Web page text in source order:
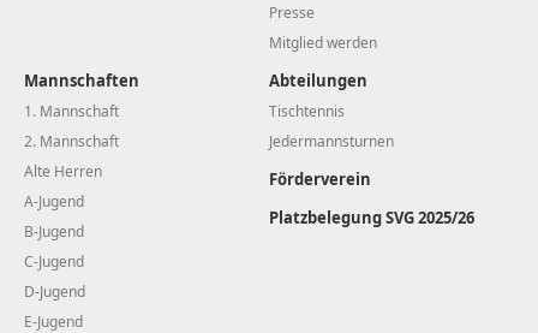
Presse
Mitglied werden
Mannschaften
1. Mannschaft
2. Mannschaft
Alte Herren
A-Jugend
B-Jugend
C-Jugend
D-Jugend
E-Jugend
Abteilungen
Tischtennis
Jedermannsturnen
Förderverein
Platzbelegung SVG 2025/26